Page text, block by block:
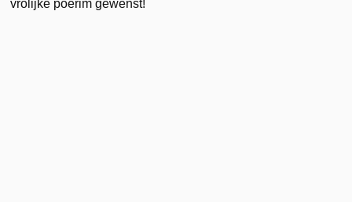
vrolijke poerim gewenst!